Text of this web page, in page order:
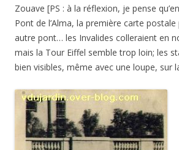
Zouave [PS : à la réflexion, je pense
Pont de l’Alma, la première carte
autre pont… les Invalides colleraient en
mais la Tour Eiffel semble trop loin; les
bien visibles, même avec une loupe, sur